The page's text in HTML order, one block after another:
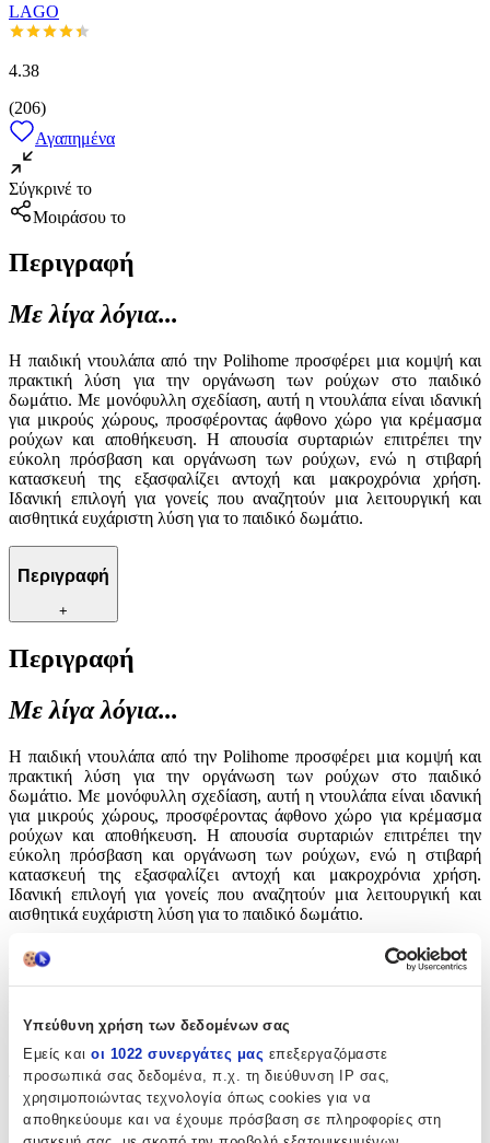
Υπεύθυνη χρήση των δεδομένων σας
Εμείς και οι 1022 συνεργάτες μας επεξεργαζόμαστε
προσωπικά σας δεδομένα, π.χ. τη διεύθυνση IP σας,
χρησιμοποιώντας τεχνολογία όπως cookies για να
αποθηκεύουμε και να έχουμε πρόσβαση σε πληροφορίες στη
LAGO
4.38
(206)
Αγαπημένα
Σύγκρινέ το
Μοιράσου το
Περιγραφή
Με λίγα λόγια...
Η παιδική ντουλάπα από την Polihome προσφέρει μια κομψή και
πρακτική λύση για την οργάνωση των ρούχων στο παιδικό
δωμάτιο. Με μονόφυλλη σχεδίαση, αυτή η ντουλάπα είναι ιδανική
για μικρούς χώρους, προσφέροντας άφθονο χώρο για κρέμασμα
ρούχων και αποθήκευση. Η απουσία συρταριών επιτρέπει την
εύκολη πρόσβαση και οργάνωση των ρούχων, ενώ η στιβαρή
κατασκευή της εξασφαλίζει αντοχή και μακροχρόνια χρήση.
Ιδανική επιλογή για γονείς που αναζητούν μια λειτουργική και
αισθητικά ευχάριστη λύση για το παιδικό δωμάτιο.
Περιγραφή
+
Περιγραφή
Με λίγα λόγια...
Η παιδική ντουλάπα από την Polihome προσφέρει μια κομψή και
πρακτική λύση για την οργάνωση των ρούχων στο παιδικό
δωμάτιο. Με μονόφυλλη σχεδίαση, αυτή η ντουλάπα είναι ιδανική
για μικρούς χώρους, προσφέροντας άφθονο χώρο για κρέμασμα
ρούχων και αποθήκευση. Η απουσία συρταριών επιτρέπει την
εύκολη πρόσβαση και οργάνωση των ρούχων, ενώ η στιβαρή
κατασκευή της εξασφαλίζει αντοχή και μακροχρόνια χρήση.
Ιδανική επιλογή για γονείς που αναζητούν μια λειτουργική και
αισθητικά ευχάριστη λύση για το παιδικό δωμάτιο.
Χαρακτηριστικά
Polihome
Τύπος:
Μονόφυλλη